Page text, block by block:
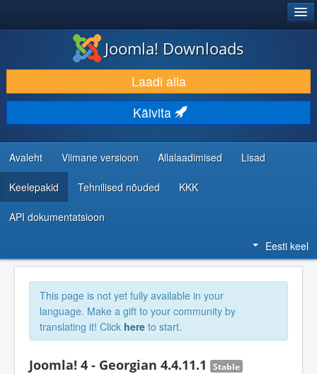
LAADI ALLA JA LAIENDA
AVASTA JA ÕPI
KOGUKOND JA KASUTAJATUGI
RESSURSID ARENDAJATELE
Joomla! Downloads
Laadi alla
Käivita
Avaleht Viimane versioon Allalaadimised Lisad
Keelepakid Tehnilised nõuded KKK
API dokumentatsioon
Eesti keel
This page is not yet fully available in your
language. Make a gift to your community by
translating it! Click here to start.
Joomla! 4 - Georgian 4.4.11.1 Stable